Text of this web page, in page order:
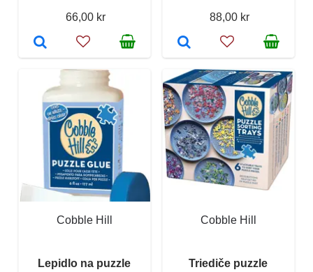
66,00 kr
88,00 kr
Cobble Hill
Lepidlo na puzzle
Cobble Hill
Triediče puzzle